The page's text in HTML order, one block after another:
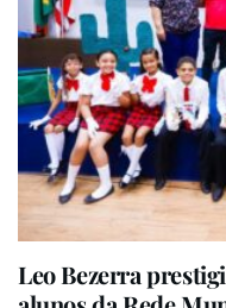
Leo Bezerra